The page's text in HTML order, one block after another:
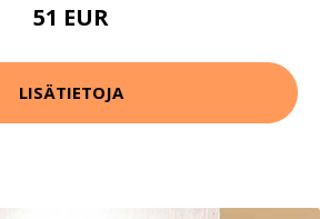
51 EUR
LISÄTIETOJA